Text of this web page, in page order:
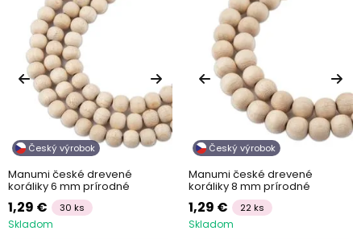
Český výrobok
Manumi české drevené
koráliky 6 mm prírodné
1,29 € 30 ks
Skladom
Český výrobok
Manumi české drevené
koráliky 8 mm prírodné
1,29 € 22 ks
Skladom